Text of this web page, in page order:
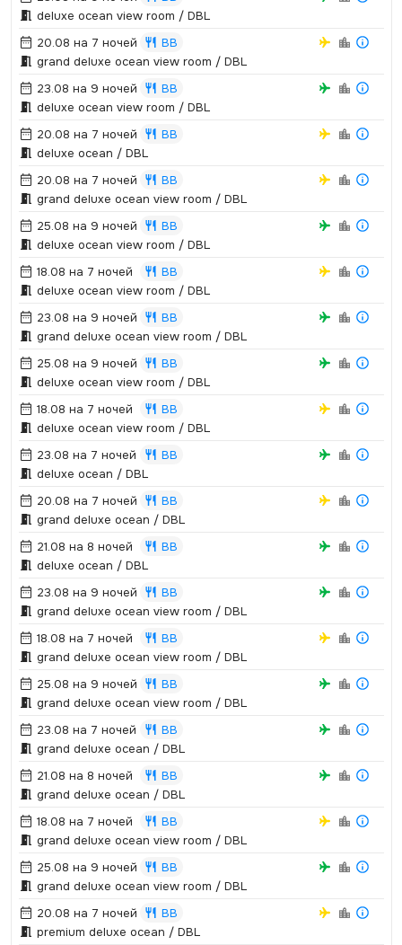
deluxe ocean view room / DBL
20.08 на 7 ночей
BB
grand deluxe ocean view room / DBL
23.08 на 9 ночей
BB
deluxe ocean view room / DBL
20.08 на 7 ночей
BB
deluxe ocean / DBL
20.08 на 7 ночей
BB
grand deluxe ocean view room / DBL
25.08 на 9 ночей
BB
deluxe ocean view room / DBL
18.08 на 7 ночей
BB
deluxe ocean view room / DBL
23.08 на 9 ночей
BB
grand deluxe ocean view room / DBL
25.08 на 9 ночей
BB
deluxe ocean view room / DBL
18.08 на 7 ночей
BB
deluxe ocean view room / DBL
23.08 на 7 ночей
BB
deluxe ocean / DBL
20.08 на 7 ночей
BB
grand deluxe ocean / DBL
21.08 на 8 ночей
BB
deluxe ocean / DBL
23.08 на 9 ночей
BB
grand deluxe ocean view room / DBL
18.08 на 7 ночей
BB
grand deluxe ocean view room / DBL
25.08 на 9 ночей
BB
grand deluxe ocean view room / DBL
23.08 на 7 ночей
BB
grand deluxe ocean / DBL
21.08 на 8 ночей
BB
grand deluxe ocean / DBL
18.08 на 7 ночей
BB
grand deluxe ocean view room / DBL
25.08 на 9 ночей
BB
grand deluxe ocean view room / DBL
20.08 на 7 ночей
BB
premium deluxe ocean / DBL